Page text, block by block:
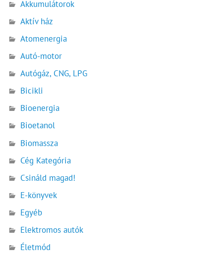
Akkumulátorok
Aktív ház
Atomenergia
Autó-motor
Autógáz, CNG, LPG
Bicikli
Bioenergia
Bioetanol
Biomassza
Cég Kategória
Csináld magad!
E-könyvek
Egyéb
Elektromos autók
Életmód